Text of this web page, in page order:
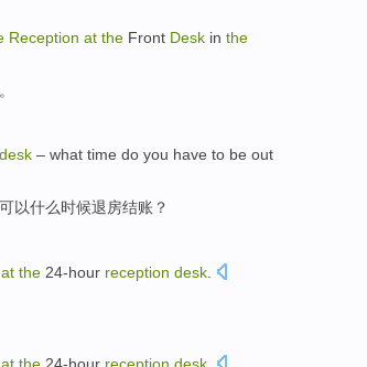
Reception at the Front Desk in the
。
desk – what time do you have to be out
以什么时候退房结账？
at the 24-hour reception desk